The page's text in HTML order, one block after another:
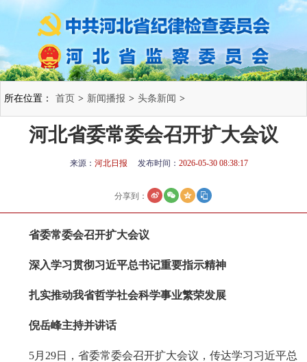
所在位置： 首页 > 新闻播报 > 头条新闻 >
河北省委常委会召开扩大会议
来源： 河北日报 发布时间： 2026-05-30 08:38:17
分享到：
省委常委会召开扩大会议
深入学习贯彻习近平总书记重要指示精神
扎实推动我省哲学社会科学事业繁荣发展
倪岳峰主持并讲话
5月29日，省委常委会召开扩大会议，传达学习习近平总